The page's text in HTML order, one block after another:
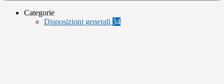
Categorie
Disposizioni generali 34